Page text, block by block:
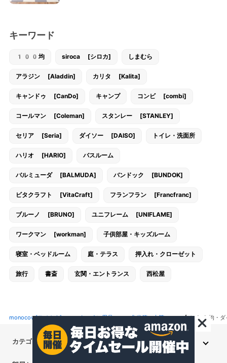
キーワード
100均 siroca [シロカ] しまむら
アラジン [Aladdin] カリタ [Kalita]
キャンドゥ [CanDo] キャンプ コンビ [combi]
コールマン [Coleman] スタンレー [STANLEY]
セリア [Seria] ダイソー [DAISO] トイレ・洗面所
ハリオ [HARIO] バスルーム
バルミューダ [BALMUDA] バンドック [BUNDOK]
ビタクラフト [VitaCraft] フランフラン [Francfranc]
ブルーノ [BRUNO] ユニフレーム [UNIFLAME]
ワークマン [workman] 子供部屋・キッズルーム
寝室・ベッドルーム 庭・テラス 押入れ・クローゼット
旅行 書斎 玄関・エントランス 西松屋
monocow[モノカウ]>キッチン用品>弁当箱・水筒>【100均・ダイ
カテゴリから探す